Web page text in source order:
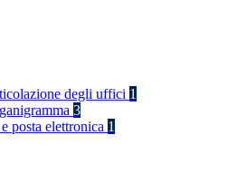
degli uffici 1
3
posta elettronica 1